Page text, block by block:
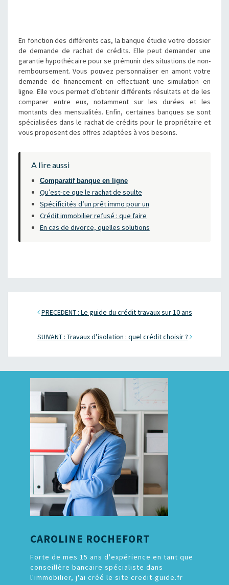
En fonction des différents cas, la banque étudie votre dossier
de demande de rachat de crédits. Elle peut demander une
garantie hypothécaire pour se prémunir des situations de non-
remboursement. Vous pouvez personnaliser en amont votre
demande de financement en effectuant une simulation en
ligne. Elle vous permet d’obtenir différents résultats et de les
comparer entre eux, notamment sur les durées et les
montants des mensualités. Enfin, certaines banques se sont
spécialisées dans le rachat de crédits pour le propriétaire et
vous proposent des offres adaptées à vos besoins.
A lire aussi
Comparatif banque en ligne
Qu’est-ce que le rachat de soulte
Spécificités d’un prêt immo pour un
Crédit immobilier refusé : que faire
En cas de divorce, quelles solutions
PRECEDENT : Le guide du crédit travaux sur 10 ans
SUIVANT : Travaux d’isolation : quel crédit choisir ?
CAROLINE ROCHEFORT
Forte de mes 15 ans d'expérience en tant que
conseillère bancaire spécialiste dans
l'immobilier, j'ai créé le site credit-guide.fr